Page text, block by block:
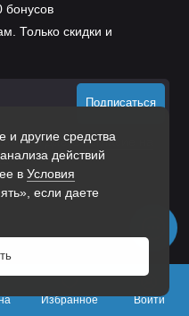
0
Избранное
Войти
другие средства
действий
в Условия
если даете
бонусов
Только скидки и
Подписаться
Вы даетесогласие на